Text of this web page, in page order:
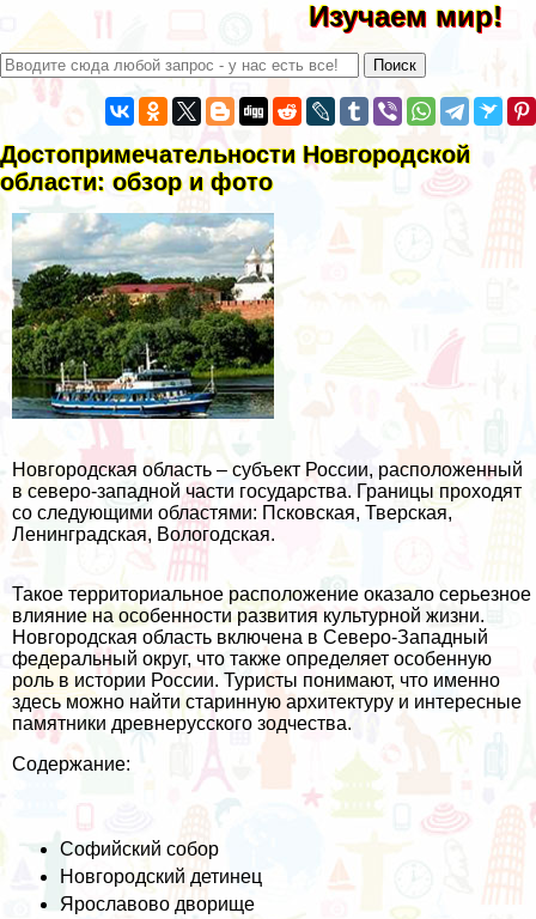
Изучаем мир!
Достопримечательности Новгородской
области: обзор и фото
Новгородская область – субъект России, расположенный
в северо-западной части государства. Границы проходят
со следующими областями: Псковская, Тверская,
Ленинградская, Вологодская.
Такое территориальное расположение оказало серьезное
влияние на особенности развития культурной жизни.
Новгородская область включена в Северо-Западный
федеральный округ, что также определяет особенную
роль в истории России. Туристы понимают, что именно
здесь можно найти старинную архитектуру и интересные
памятники древнерусского зодчества.
Содержание:
Софийский собор
Новгородский детинец
Ярославово дворище